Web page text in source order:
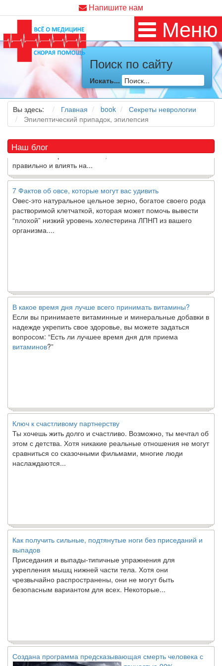
Напишите нам
Меню
Поиск по сайту
Искать...
Вы здесь: Главная book
Секреты неврологии
Эпилептический припадок, эпилепсия
Наш блог
Как я заболел во время локдауна?
Это странная ситуация: вы соблюдали все меры
предосторожности COVID-19 (вы почти все время дома),
но, тем не менее, вы каким-то образом простудились. Вы
можете задаться...
5 причин обратить внимание на средиземноморскую диету
Какдиетолог, я вижу, что многие причудливые диеты
из них это скорее наказание, чем способ питаться
правильно и влиять на...
7 Фактов об овсе, которые могут вас удивить
Овес-это натуральное цельное зерно, богатое своего рода
растворимой клетчаткой, которая может помочь вывести
“плохой” низкий уровень холестерина ЛПНП из вашего
организма....
В какое время дня лучше всего принимать витамины?
Если вы принимаете витаминные и минеральные добавки в
надежде укрепить свое здоровье, вы можете задаться
вопросом: “Есть ли лучшее время дня для приема
витаминов ?”
Ключ к счастливому партнерству
Ты хочешь жить долго и счастливо. Возможно, ты мечтал об
этом с детства. Хотя никакие реальные отношения не могут
сравниться со сказочными фильмами, многие люди
наслаждаются...
Как получить сильные, подтянутые ноги без приседаний и
выпадов
Приседания и выпады-типичные упражнения для
укрепления мышц нижней части тела. Хотя они
чрезвычайно распространены, они не могут быть
безопасным вариантом для всех. Некоторые...
Создана программа предсказывающая смерть человека с
точностью 90%